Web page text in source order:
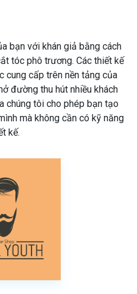
bạn với khán giả bằng cách
tóc phô trương. Các thiết kế
cung cấp trên nền tảng của
đường thu hút nhiều khách
chúng tôi cho phép bạn tạo
mà không cần có kỹ năng
kế.